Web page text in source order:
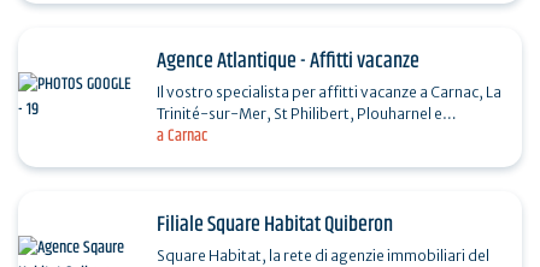
a Carnac
Agence Atlantique - Affitti vacanze
Il vostro specialista per affitti vacanze a Carnac, La
Trinité-sur-Mer, St Philibert, Plouharnel e
Erdeven. Offerte speciali in primavera e in
Filiale Square Habitat Quiberon
Square Habitat, la rete di agenzie immobiliari del